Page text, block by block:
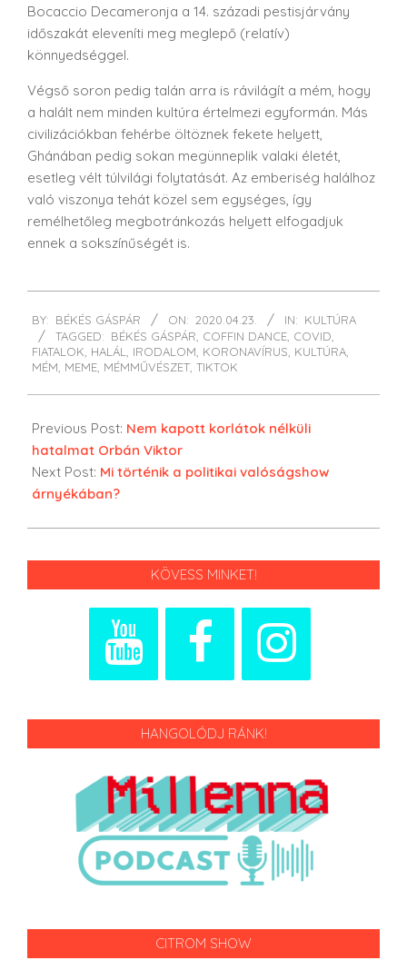
Bocaccio Decameronja a 14. századi pestisjárvány
időszakát eleveníti meg meglepő (relatív)
könnyedséggel.
Végső soron pedig talán arra is rávilágít a mém, hogy
a halált nem minden kultúra értelmezi egyformán. Más
civilizációkban fehérbe öltöznek fekete helyett,
Ghánában pedig sokan megünneplik valaki életét,
esetleg vélt túlvilági folytatását. Az emberiség halálhoz
való viszonya tehát közel sem egységes, így
remélhetőleg megbotránkozás helyett elfogadjuk
ennek a sokszínűségét is.
04-
23
BY: BÉKÉS GÁSPÁR ON: 2020.04.23. IN: KULTÚRA
TAGGED: BÉKÉS GÁSPÁR COFFIN DANCE COVID
FIATALOK HALÁL IRODALOM KORONAVÍRUS KULTÚRA
MÉM MEME MÉMMŰVÉSZET, TIKTOK
Previous Post: Nem kapott korlátok nélküli
hatalmat Orbán Viktor
Next Post: Mi történik a politikai valóságshow
árnyékában?
KÖVESS MINKET!
HANGOLÓDJ RÁNK!
CITROM SHOW